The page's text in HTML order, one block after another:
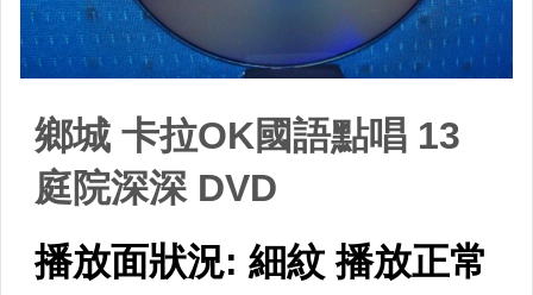
XBOX遊戲光碟
旅遊書籍小說書刊
集郵
其它